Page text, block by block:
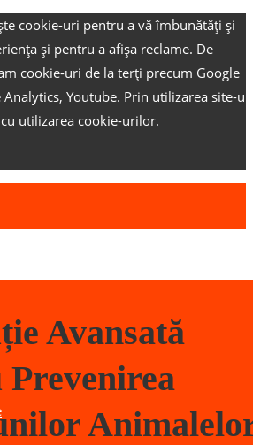
cookie-uri pentru a vă îmbunătăți și
și pentru a afișa reclame. De
cookie-uri de la terți precum Google
Youtube. Prin utilizarea site-
utilizarea cookie-urilor.
Avansată